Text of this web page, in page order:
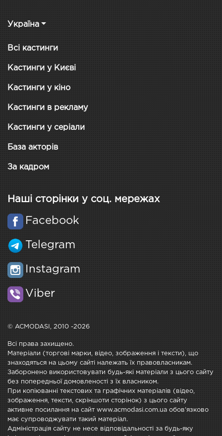
Україна
Всі кастинги
Кастинги у Києві
Кастинги у кіно
Кастинги в рекламу
Кастинги у серіали
База акторів
За кадром
Наші сторінки у соц. мережах
Facebook
Telegram
Instagram
Viber
© ACMODASI, 2010 -2026
Всі права захищено.
Матеріали (торгові марки, відео, зображення і тексти), що
знаходяться на цьому сайті належать їх правовласникам.
Заборонено використовувати будь-які матеріали з цього сайту
без попередньої домовленості з їх власником.
При копіюванні текстових та графічних матеріалів (відео,
зображення, тексти, скріншоти сторінок) з цього сайту
активне посилання на сайт www.acmodasi.com.ua обов'язково
має супроводжувати такий матеріал.
Адміністрація сайту не несе відповідальності за будь-яку